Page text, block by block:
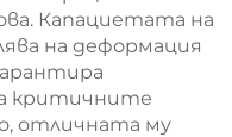
Капациетата на
на деформация
критичните
отличната му